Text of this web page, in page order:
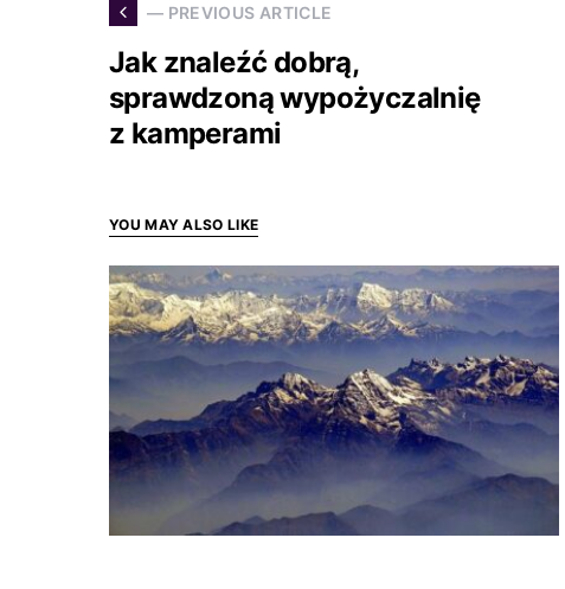
— PREVIOUS ARTICLE
Jak znaleźć dobrą,
sprawdzoną wypożyczalnię
z kamperami
YOU MAY ALSO LIKE